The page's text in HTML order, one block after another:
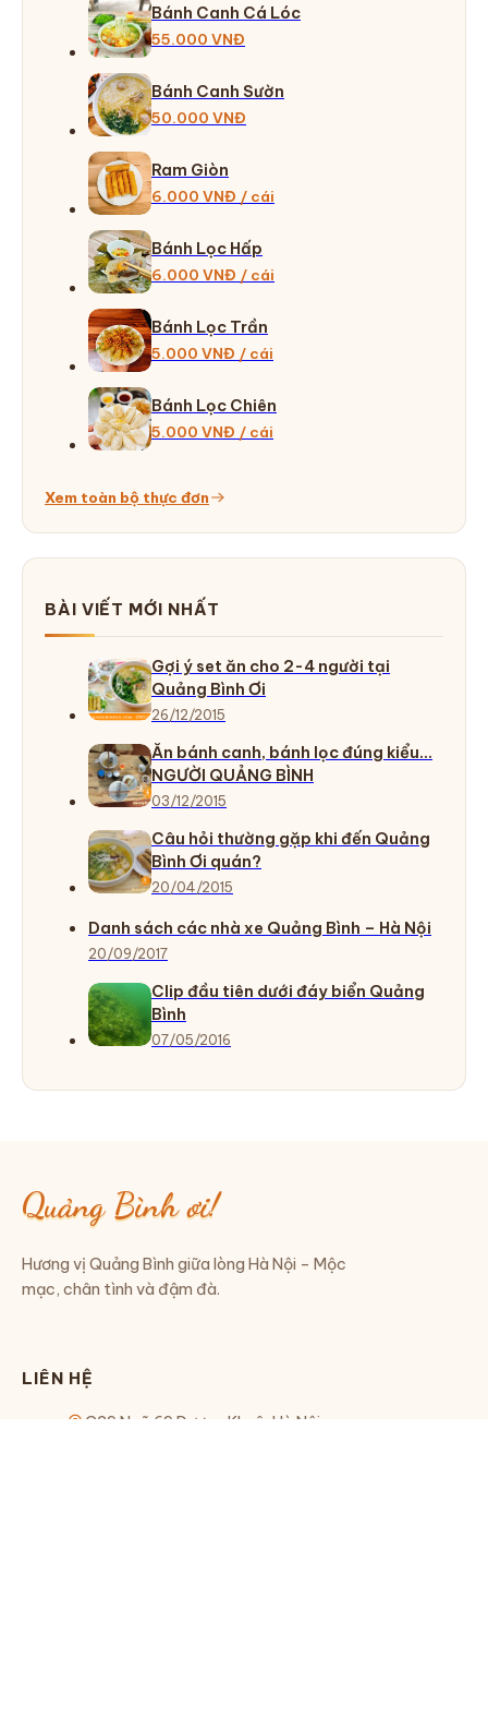
Bánh Canh Cá Lóc
55.000 VNĐ
Bánh Canh Sườn
50.000 VNĐ
Ram Giòn
6.000 VNĐ / cái
Bánh Lọc Hấp
6.000 VNĐ / cái
Bánh Lọc Trần
5.000 VNĐ / cái
Bánh Lọc Chiên
5.000 VNĐ / cái
Xem toàn bộ thực đơn
BÀI VIẾT MỚI NHẤT
Gợi ý set ăn cho 2-4 người tại
Quảng Bình Ơi
26/12/2015
Ăn bánh canh, bánh lọc đúng kiểu…
NGƯỜI QUẢNG BÌNH
03/12/2015
Câu hỏi thường gặp khi đến Quảng
Bình Ơi quán?
20/04/2015
Danh sách các nhà xe Quảng Bình – Hà Nội
20/09/2017
Clip đầu tiên dưới đáy biển Quảng
Bình
07/05/2016
Quảng Bình ơi!
Hương vị Quảng Bình giữa lòng Hà Nội – Mộc
mạc, chân tình và đậm đà.
LIÊN HỆ
C29 Ngõ 69 Dương Khuê, Hà Nội